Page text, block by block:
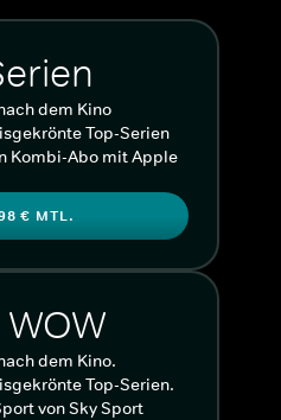
dem Kino
Top-Serien
Kombi-Abo mit Apple
€ MTL.
dem Kino.
Top-Serien.
von Sky Sport